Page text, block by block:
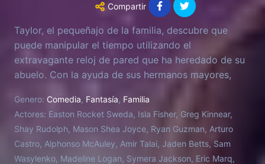
Compartir
Taylor, el pequeñajo de la familia, descubre que
puede manipular el tiempo utilizando el
extravagante reloj de pared que ha heredado de su
abuelo. Con la ayuda de sus hermanos mayores,
les anunciaron su separación con la esperanza de
poder cambiar el destino de la familia.
Genero: Comedia, Fantasía, Familia
Actores: Easton Rocket Sweda, Isla Fisher, Greg Kinnear,
Shay Rudolph, Mason Shea Joyce, Ryan Guzman, Arturo
Castro, Alphonso McAuley, Amir Talai, Jaden Betts, Sam
Wasylenko, Madeline Logan, Symera Jackson, Eric Marq,